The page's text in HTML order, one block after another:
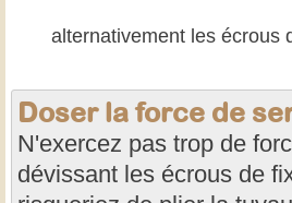
alternativement les écrous
Doser la force de
N'exercez pas trop de
dévissant les écrous de